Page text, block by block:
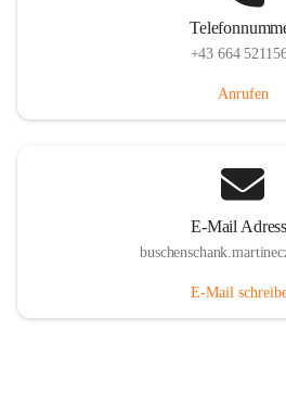
+43 664
Anrufen
E-Mail
E-Mail